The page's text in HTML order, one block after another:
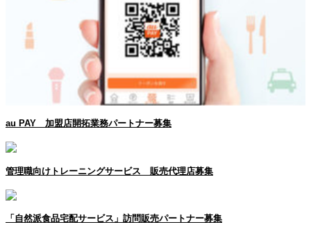
au PAY 加盟店開拓業務パートナー募集
管理職向けトレーニングサービス 販売代理店募集
「自然派食品宅配サービス」訪問販売パートナー募集